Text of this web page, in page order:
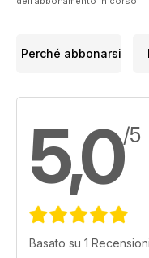
Perché abbonarsi
5,0/5
Basato su 1